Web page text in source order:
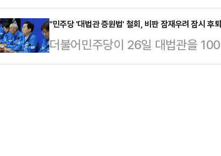
작실에서 50대 근로자 김모…
이 이뤄질 것으로 전망했다. 전문가
비 등에 대해 손해배상청구가 가능
가해자에게 구상 청구도 할 수 있
청 관계자는 이…
속됐다. 법조계에서는 "공무원이라
미칠 수 있지만, 선거사무에 관계있
조 제2항이 적용되는 대상"이라며
불가피할 것으로 생각되고, 공무원
"민주당 '대법관 증원법' 철회, 비판 잠재우려 잠시
더불어민주당이 26일 대법관을
임용을 가능케 하는 '법원조직법 개